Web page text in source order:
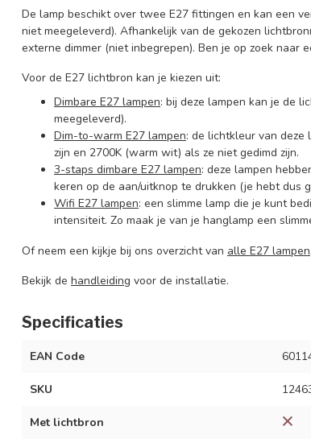
De lamp beschikt over twee E27 fittingen en kan een
niet meegeleverd). Afhankelijk van de gekozen
externe dimmer (niet inbegrepen). Ben je op zoek naar
Voor de E27 lichtbron kan je kiezen uit:
Dimbare E27 lampen: bij deze lampen kan je de
meegeleverd).
Dim-to-warm E27 lampen: de lichtkleur van deze
zijn en 2700K (warm wit) als ze niet gedimd zijn.
3-staps dimbare E27 lampen: deze lampen
keren op de aan/uitknop te drukken (je hebt dus
Wifi E27 lampen: een slimme lamp die je kunt
intensiteit. Zo maak je van je hanglamp een
Of neem een kijkje bij ons overzicht van alle E27 lampen
Bekijk de handleiding voor de installatie.
Specificaties
EAN Code
SKU
Met lichtbron